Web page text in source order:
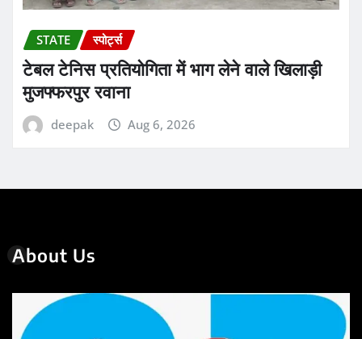
STATE स्पोर्ट्स
टेबल टेनिस प्रतियोगिता में भाग लेने वाले खिलाड़ी
मुजफ्फरपुर रवाना
deepak Aug 6, 2026
About Us